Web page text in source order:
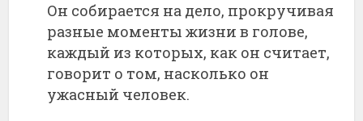
Он собирается на дело, прокручивая
разные моменты жизни в голове,
каждый из которых, как он считает,
говорит о том, насколько он
ужасный человек.